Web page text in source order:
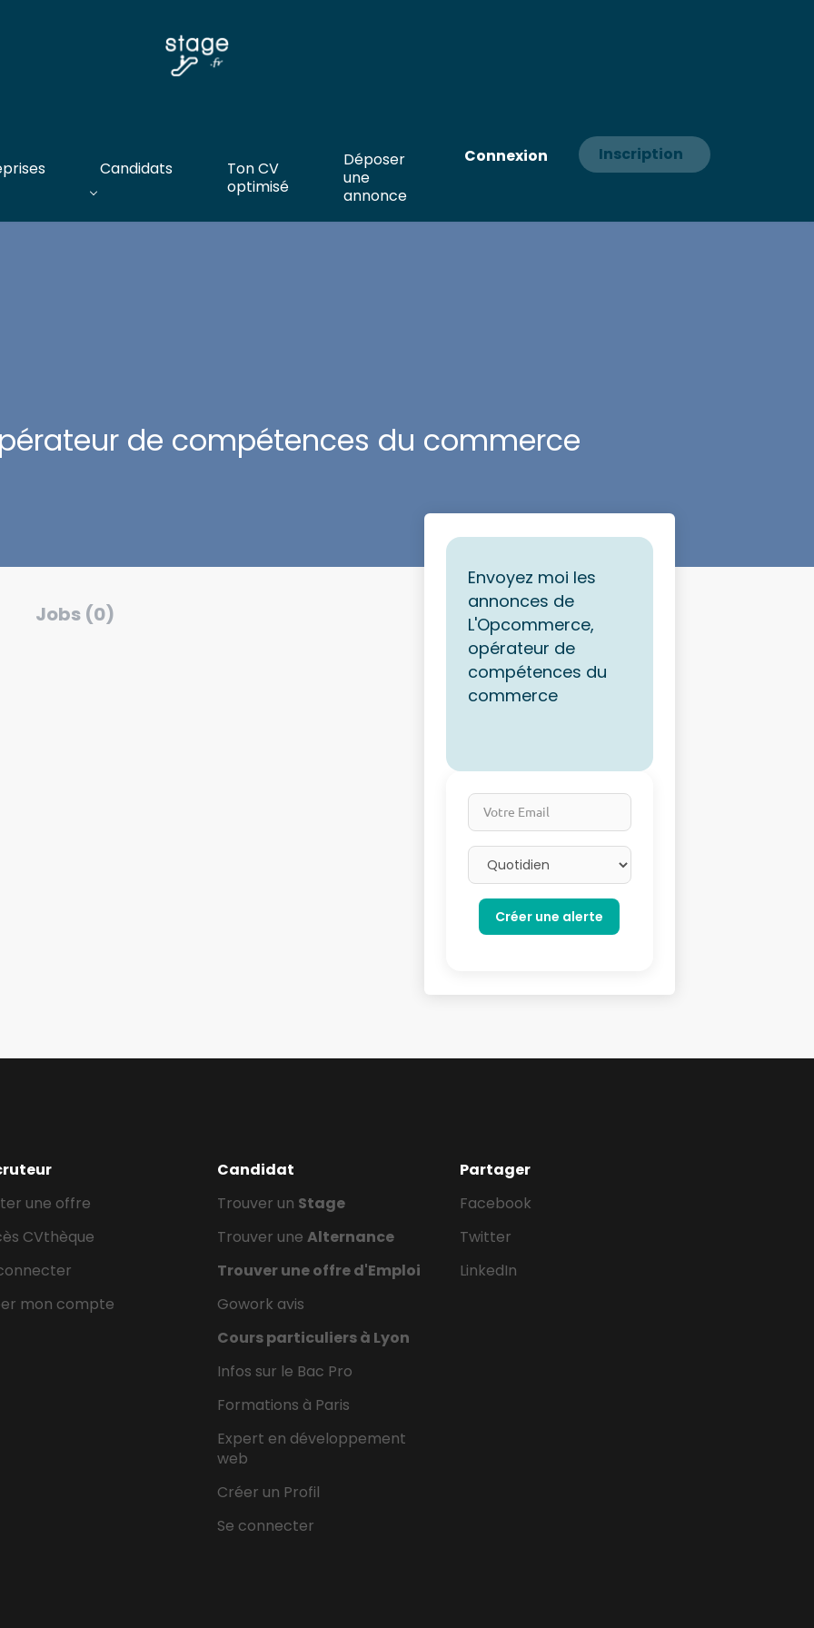
Connexion Inscription
Candidats
Ton CV
optimisé
Déposer
une
annonce
de compétences du commerce
Jobs (0)
Envoyez moi les
annonces de
L'Opcommerce,
opérateur de
compétences du
commerce
Votre Email
Email frequency
une offre
CVthèque
mon compte
Candidat
Trouver un Stage
Trouver une Alternance
Trouver une offre d'Emploi
Gowork avis
Cours particuliers à Lyon
Infos sur le Bac Pro
Formations à Paris
Expert en développement
web
Créer un Profil
Se connecter
Partager
Facebook
Twitter
LinkedIn